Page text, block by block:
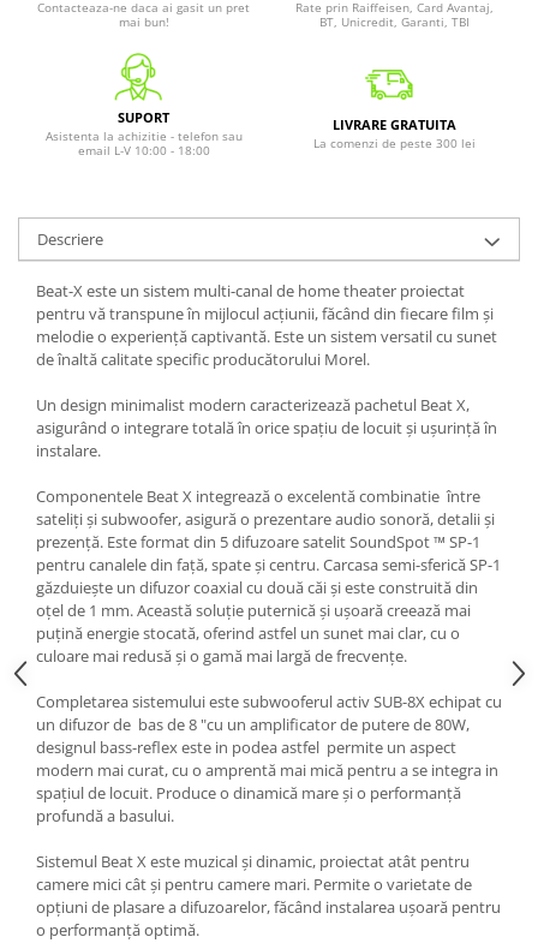
Contacteaza-ne daca ai gasit un pret
mai bun!
Rate prin Raiffeisen, Card Avantaj,
BT, Unicredit, Garanti, TBI
SUPORT
Asistenta la achizitie - telefon sau
email L-V 10:00 - 18:00
LIVRARE GRATUITA
La comenzi de peste 300 lei
Descriere
Beat-X este un sistem multi-canal de home theater proiectat
pentru vă transpune în mijlocul acțiunii, făcând din fiecare film și
melodie o experiență captivantă. Este un sistem versatil cu sunet
de înaltă calitate specific producătorului Morel.
Un design minimalist modern caracterizează pachetul Beat X,
asigurând o integrare totală în orice spațiu de locuit și ușurință în
instalare.
Componentele Beat X integrează o excelentă combinatie între
sateliți și subwoofer, asigură o prezentare audio sonoră, detalii și
prezență. Este format din 5 difuzoare satelit SoundSpot ™ SP-1
pentru canalele din față, spate și centru. Carcasa semi-sferică SP-1
găzduiește un difuzor coaxial cu două căi și este construită din
oțel de 1 mm. Această soluție puternică și ușoară creează mai
puțină energie stocată, oferind astfel un sunet mai clar, cu o
culoare mai redusă și o gamă mai largă de frecvențe.
Completarea sistemului este subwooferul activ SUB-8X echipat cu
un difuzor de bas de 8 "cu un amplificator de putere de 80W,
designul bass-reflex este in podea astfel permite un aspect
modern mai curat, cu o amprentă mai mică pentru a se integra in
spațiul de locuit. Produce o dinamică mare și o performanță
profundă a basului.
Sistemul Beat X este muzical și dinamic, proiectat atât pentru
camere mici cât și pentru camere mari. Permite o varietate de
opțiuni de plasare a difuzoarelor, făcând instalarea ușoară pentru
o performanță optimă.